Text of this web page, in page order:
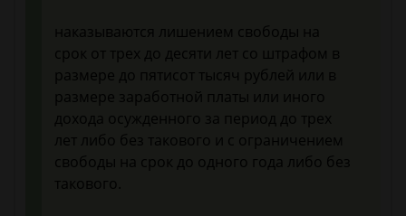
наказываются лишением свободы на
срок от трех до десяти лет со штрафом в
размере до пятисот тысяч рублей или в
размере заработной платы или иного
дохода осужденного за период до трех
лет либо без такового и с ограничением
свободы на срок до одного года либо без
такового.